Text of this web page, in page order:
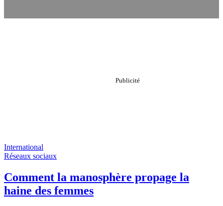
International
Réseaux sociaux
Comment la manosphère propage la
haine des femmes